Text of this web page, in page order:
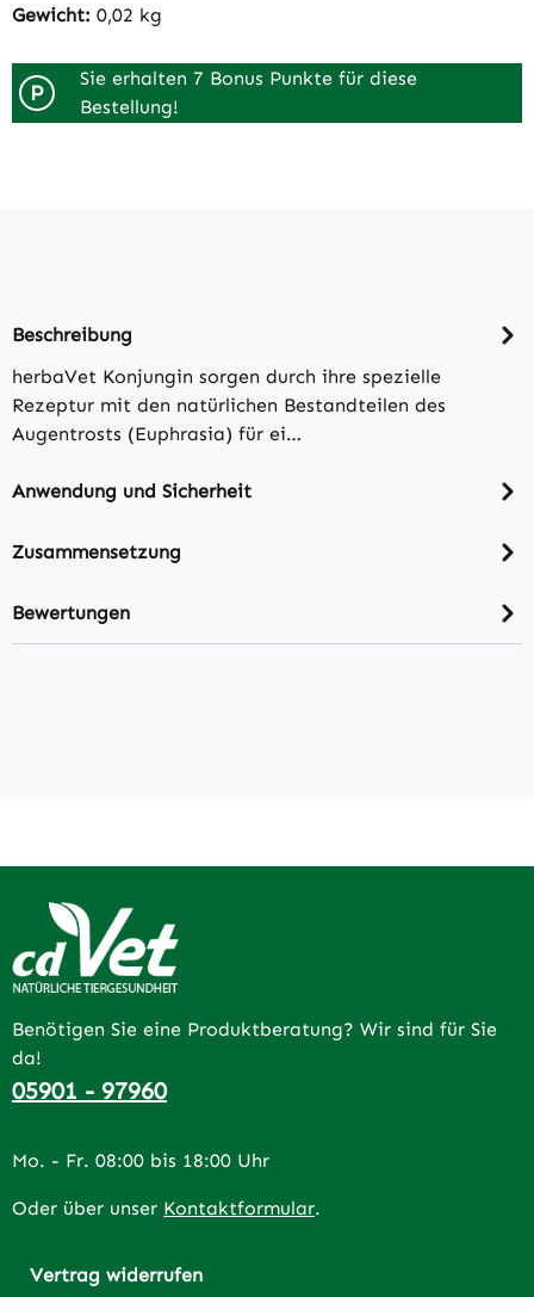
Gewicht: 0,02 kg
P
Sie erhalten 7 Bonus Punkte für diese
Bestellung!
Beschreibung
herbaVet Konjungin sorgen durch ihre spezielle
Rezeptur mit den natürlichen Bestandteilen des
Augentrosts (Euphrasia) für ei…
Anwendung und Sicherheit
Zusammensetzung
Bewertungen
Benötigen Sie eine Produktberatung? Wir sind für Sie
da!
05901 - 97960
Mo. - Fr. 08:00 bis 18:00 Uhr
Oder über unser Kontaktformular.
Vertrag widerrufen